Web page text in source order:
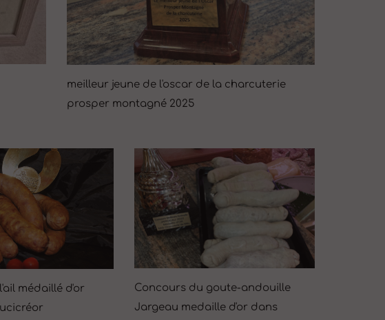
meilleur jeune de l'oscar de la charcuterie
prosper montagné 2025
médaillé d'or
Concours du goute-andouille
Jargeau medaille d'or dans